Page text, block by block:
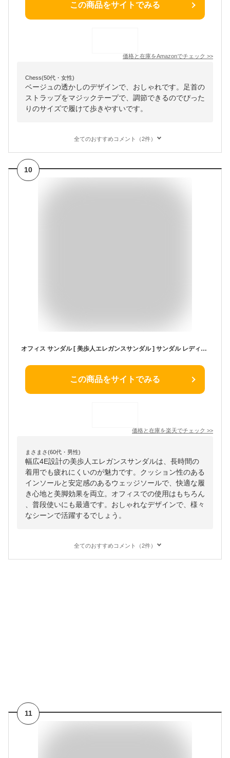
この商品をサイトでみる
価格と在庫をAmazonでチェック >>
Chess(50代・女性)
ベージュの透かしのデザインで、おしゃれです。足首の
ストラップをマジックテープで、調節できるのでぴった
りのサイズで履けて歩きやすいです。
全てのおすすめコメント（2件）
10
オフィス サンダル [ 美歩人エレガンスサンダル ] サンダル レディース サンダル 幅広 サンダル オフィス サンダル ヒール 幅広4Eサンダル 長時間履き 美脚サンダル 健康サンダル オフィスサンダル 疲れない 美脚 クッション オフィス ヒール ウェッジ ローヒール 送料無料
この商品をサイトでみる
価格と在庫を楽天でチェック >>
まさまさ(60代・男性)
幅広4E設計の美歩人エレガンスサンダルは、長時間の
着用でも疲れにくいのが魅力です。クッション性のある
インソールと安定感のあるウェッジソールで、快適な履
き心地と美脚効果を両立。オフィスでの使用はもちろん
、普段使いにも最適です。おしゃれなデザインで、様々
なシーンで活躍するでしょう。
全てのおすすめコメント（2件）
11